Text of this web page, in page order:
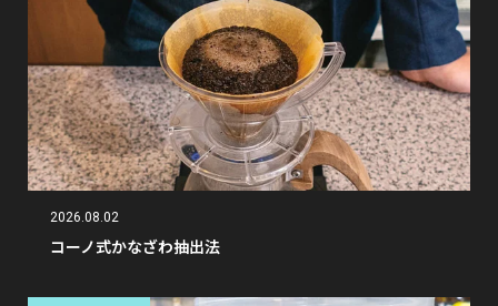
2026.08.02
コーノ式かなざわ抽出法